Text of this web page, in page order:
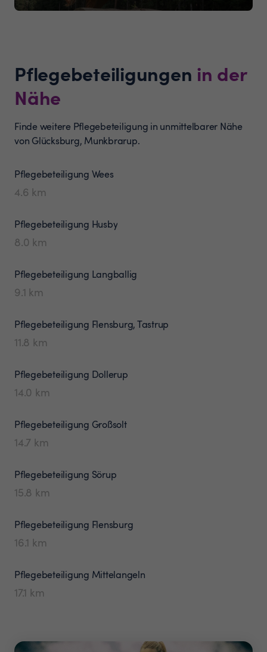
Pflegebeteiligungen in der
Nähe
Finde weitere Pflegebeteiligung in unmittelbarer Nähe
von Glücksburg, Munkbrarup.
Pflegebeteiligung Wees
4.6 km
Pflegebeteiligung Husby
8.0 km
Pflegebeteiligung Langballig
9.1 km
Pflegebeteiligung Flensburg, Tastrup
11.8 km
Pflegebeteiligung Dollerup
14.0 km
Pflegebeteiligung Großsolt
14.7 km
Pflegebeteiligung Sörup
15.8 km
Pflegebeteiligung Flensburg
16.1 km
Pflegebeteiligung Mittelangeln
17.1 km